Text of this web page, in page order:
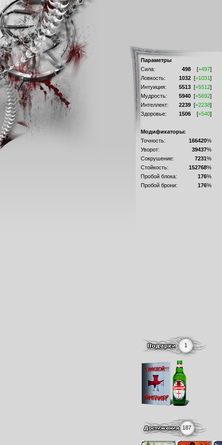
Параметры
Сила:
498 [+497]
Ловкость:
1032 [+1031]
Интуиция:
5513 [+5512]
Мудрость:
5940 [+5692]
Интеллект:
2239 [+2238]
Здоровье:
1506 [+540]
Модификаторы:
Точность:
166420%
Уворот:
39437%
Сокрушение:
7231%
Стойкость:
152768%
Пробой блока:
176%
Пробой брони:
176%
1
187